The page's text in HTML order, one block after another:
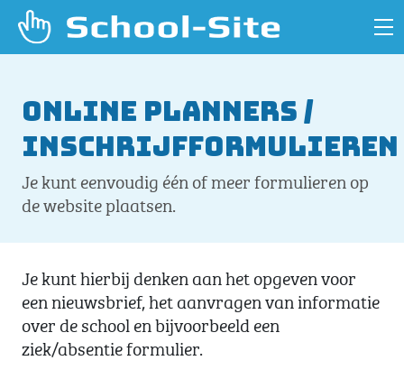
Online planners /
inschrijfformulieren
Je kunt eenvoudig één of meer formulieren op
de website plaatsen.
Je kunt hierbij denken aan het opgeven voor
een nieuwsbrief, het aanvragen van informatie
over de school en bijvoorbeeld een
ziek/absentie formulier.